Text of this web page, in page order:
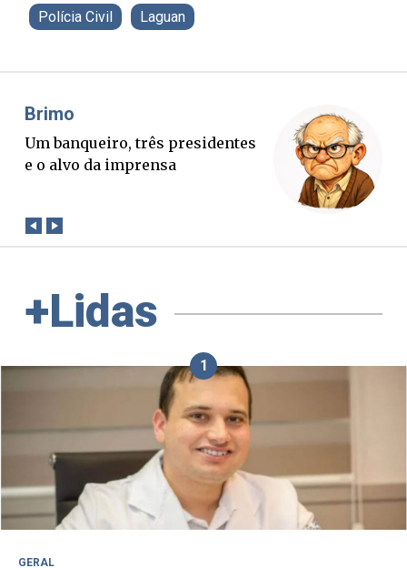
Polícia Civil Laguan
Misael Elias
O Boato corre mais rápido que a
verdade. Mas quem paga a
+Lidas
1
GERAL